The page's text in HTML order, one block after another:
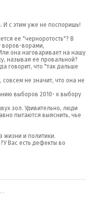
И с этим уже не поспоришь!
ее "черноротость"? В
воров-ворами,
она наговаривает на нашу
называя ее провальной?
говорит, что "так дальше
совсем не значит, что она не
выборов 2010- к выбору
зол. Удивительно, люди
пытаются выяснить, чье
жизни и политики.
Вас есть дефекты во